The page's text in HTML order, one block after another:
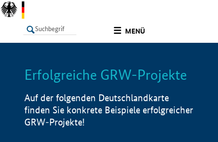
MENÜ
LISTE Info
Erfolgreiche GRW-Projekte
Auf der folgenden Deutschlandkarte
finden Sie konkrete Beispiele erfolgreicher
GRW-Projekte!